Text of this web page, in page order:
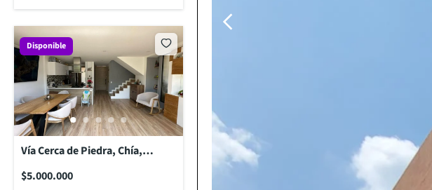
Disponible
Vía Cerca de Piedra, Chía,
Cundinamarca
$5.000.000